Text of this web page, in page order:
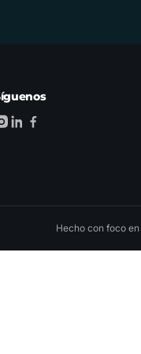
Hecho con foco